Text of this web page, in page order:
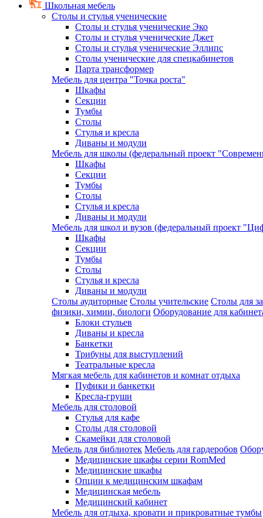
Школьная мебель
Столы и стулья ученические
Столы и стулья ученические Эко
Столы и стулья ученические Джет
Столы и стулья ученические Эллипс
Столы ученические для спецкабинетов
Парта трансформер
Мебель для центра "Точка роста"
Шкафы
Секции
Тумбы
Столы
Стулья и кресла
Диваны и модули
Мебель для школы (федеральный проект
Шкафы
Секции
Тумбы
Столы
Стулья и кресла
Диваны и модули
Мебель для школ и вузов (федеральный проект
Шкафы
Секции
Тумбы
Столы
Стулья и кресла
Диваны и модули
Столы аудиторные Столы учительские Столы для
физики, химии, биологи Оборудование для
Блоки стульев
Диваны и кресла
Банкетки
Трибуны для выступлений
Театральные кресла
Мягкая мебель для кабинетов и комнат отдыха
Пуфики и банкетки
Кресла-груши
Мебель для столовой
Cтулья для кафе
Cтолы для столовой
Скамейки для столовой
Мебель для библиотек Мебель для гардеробов
Медицинские шкафы серии RomMed
Медицинские шкафы
Опции к медицинским шкафам
Медицинская мебель
Медицинский кабинет
Мебель для отдыха, кровати и прикроватные тумбы